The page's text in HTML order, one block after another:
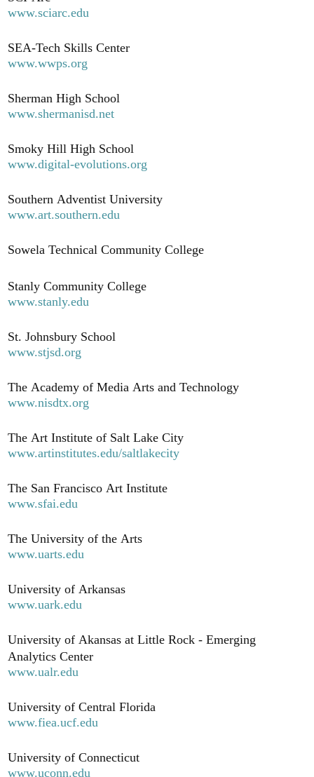
www.sciarc.edu
SEA-Tech Skills Center
www.wwps.org
Sherman High School
www.shermanisd.net
Smoky Hill High School
www.digital-evolutions.org
Southern Adventist University
www.art.southern.edu
Sowela Technical Community College
Stanly Community College
www.stanly.edu
St. Johnsbury School
www.stjsd.org
The Academy of Media Arts and Technology
www.nisdtx.org
The Art Institute of Salt Lake City
www.artinstitutes.edu/saltlakecity
The San Francisco Art Institute
www.sfai.edu
The University of the Arts
www.uarts.edu
University of Arkansas
www.uark.edu
University of Akansas at Little Rock - Emerging
Analytics Center
www.ualr.edu
University of Central Florida
www.fiea.ucf.edu
University of Connecticut
www.uconn.edu